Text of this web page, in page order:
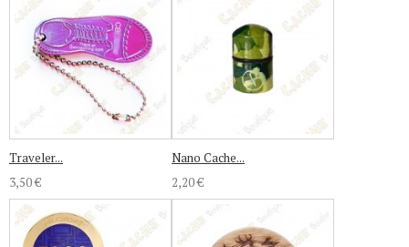
Traveler...
3,50 €
Nano Cache...
2,20 €